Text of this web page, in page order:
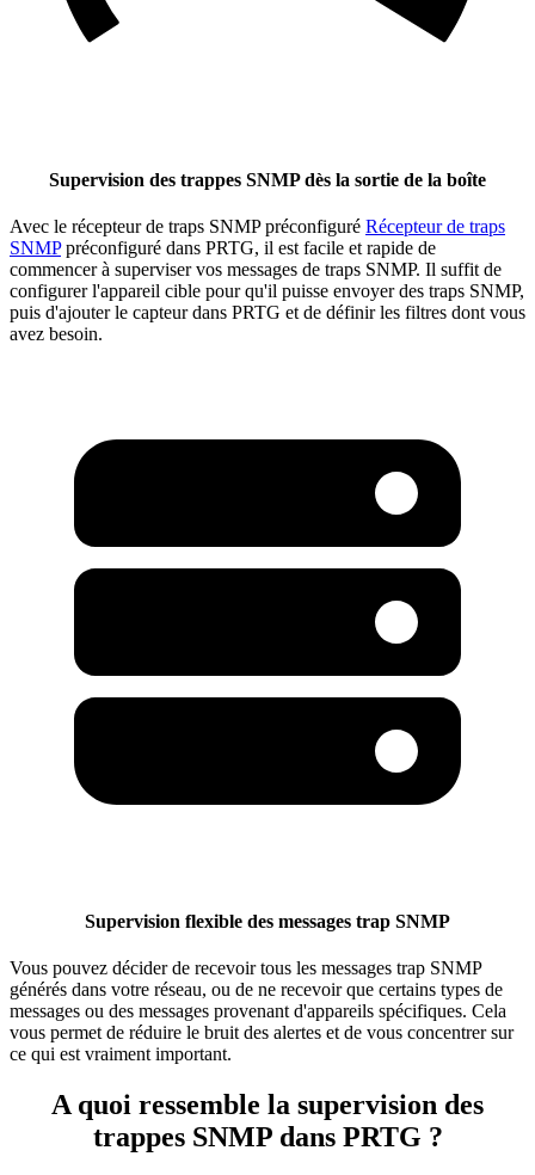
Supervision des trappes SNMP dès la sortie de la boîte
Avec le récepteur de traps SNMP préconfiguré Récepteur de traps
SNMPpréconfiguré dans PRTG, il est facile et rapide de
commencer à superviser vos messages de traps SNMP. Il suffit de
configurer l'appareil cible pour qu'il puisse envoyer des traps SNMP,
puis d'ajouter le capteur dans PRTG et de définir les filtres dont vous
avez besoin.
Supervision flexible des messages trap SNMP
Vous pouvez décider de recevoir tous les messages trap SNMP
générés dans votre réseau, ou de ne recevoir que certains types de
messages ou des messages provenant d'appareils spécifiques. Cela
vous permet de réduire le bruit des alertes et de vous concentrer sur
ce qui est vraiment important.
A quoi ressemble la supervision des
trappes SNMP dans PRTG ?